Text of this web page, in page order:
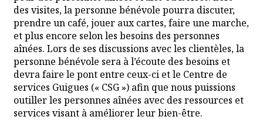
des visites, la personne bénévole pourra discuter,
prendre un café, jouer aux cartes, faire une marche,
et plus encore selon les besoins des personnes
aînées. Lors de ses discussions avec les clientèles, la
personne bénévole sera à l’écoute des besoins et
devra faire le pont entre ceux-ci et le Centre de
services Guigues (« CSG ») afin que nous puissions
outiller les personnes aînées avec des ressources et
services visant à améliorer leur bien-être.